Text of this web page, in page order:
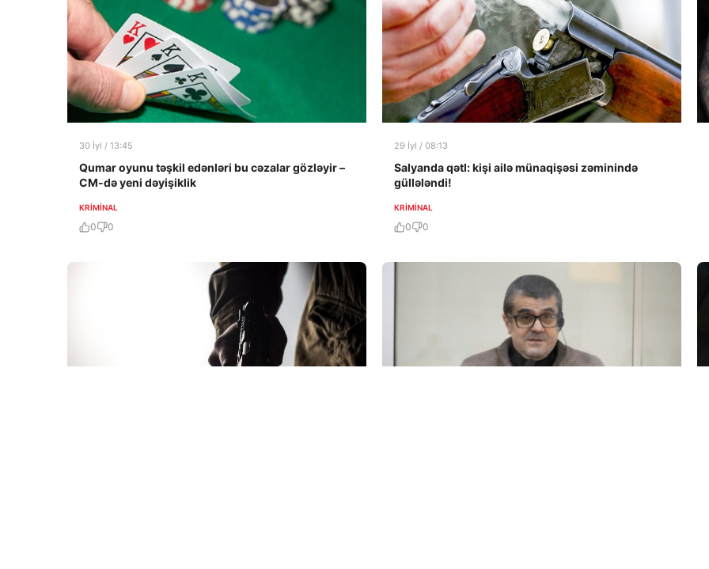
30 İyl / 13:45
Qumar oyunu təşkil edənləri bu cəzalar gözləyir –
CM-də yeni dəyişiklik
KRIMINAL
0 0
29 İyl / 08:13
Salyanda qətl: kişi ailə münaqişəsi zəminində
güllələndi!
KRIMINAL
0 0